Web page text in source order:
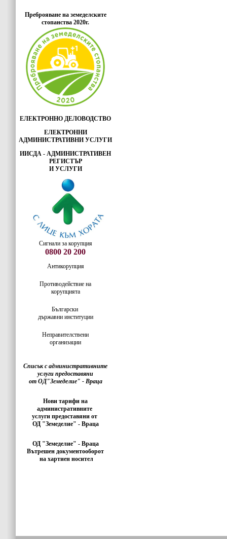
Преброяване на земеделските
стопанства 2020г.
ЕЛЕКТРОННО ДЕЛОВОДСТВО
ЕЛЕКТРОННИ
АДМИНИСТРАТИВНИ УСЛУГИ
ИИСДА - АДМИНИСТРАТИВЕН
РЕГИСТЪР
И УСЛУГИ
Сигнали за корупция
0800 20 200
Антикорупция
Противодействие на
корупцията
Български
държавни институции
Неправителствени
организации
Списък с административните
услуги предоставяни
от ОД"Земеделие" - Враца
Нови тарифи на
административните
услуги предоставяни от
ОД "Земеделие" - Враца
ОД "Земеделие" - Враца
Вътрешен документооборот
на хартиен носител